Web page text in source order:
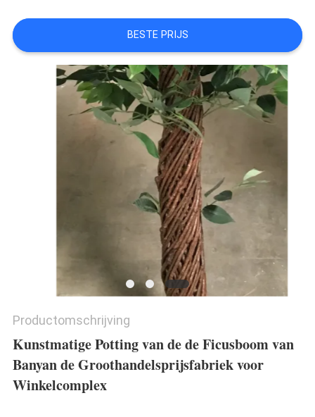
GEVALLEN
OFFERTE
AANVRAGEN
SITEMAP
PRIVACYBELEID
BESTE PRIJS
Productomschrijving
Kunstmatige Potting van de de Ficusboom van
Banyan de Groothandelsprijsfabriek voor
Winkelcomplex